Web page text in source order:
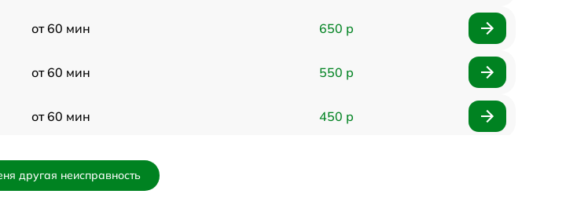
от 60 мин 650 р
от 60 мин 550 р
от 60 мин 450 р
от 60 мин
другая неисправность